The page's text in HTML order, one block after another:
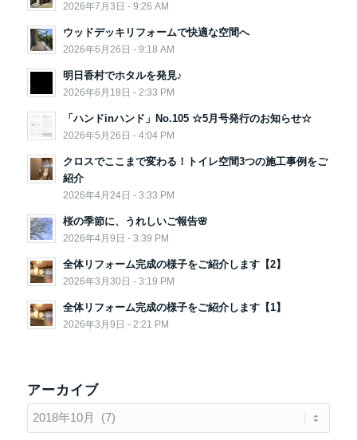
2026年7月3日 - 9:26 AM
ウッドデッキリフォームで快適な空間へ
2026年6月26日 - 9:18 AM
明日香村でホタルを発見♪
2026年6月18日 - 2:33 PM
「ハンドinハンド」No.105 ☆5月号発行のお知らせ☆
2026年5月26日 - 4:04 PM
クロスでここまで変わる！トイレ空間3つの施工事例をご
紹介
2026年4月24日 - 3:33 PM
桜の季節に、うれしいご報告🌸
2026年4月9日 - 3:39 PM
全体リフォーム完成の様子をご紹介します【2】
2026年3月30日 - 3:19 PM
全体リフォーム完成の様子をご紹介します【1】
2026年3月9日 - 2:21 PM
アーカイブ